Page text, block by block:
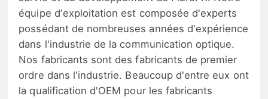
équipe d'exploitation est composée d'experts
possédant de nombreuses années d'expérience
dans l'industrie de la communication optique.
Nos fabricants sont des fabricants de premier
ordre dans l'industrie. Beaucoup d'entre eux ont
la qualification d'OEM pour les fabricants